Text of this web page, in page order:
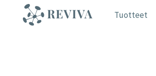
sisältöön
Tuotteet